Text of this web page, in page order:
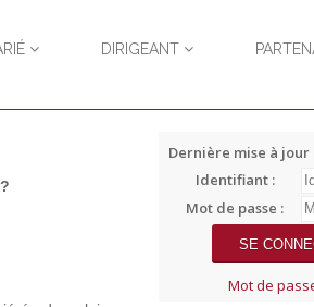
DIRIGEANT
Dernière mise à jour
Identifiant :
Mot de passe :
Mot de